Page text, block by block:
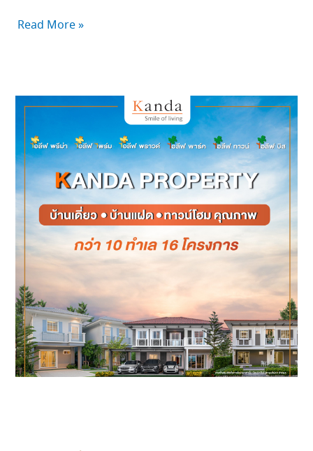
Read More »